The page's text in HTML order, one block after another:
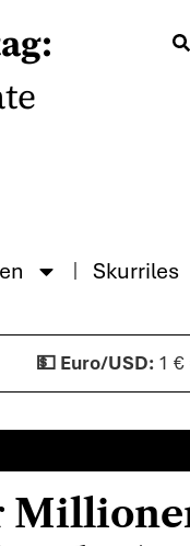
Skurriles
1 €